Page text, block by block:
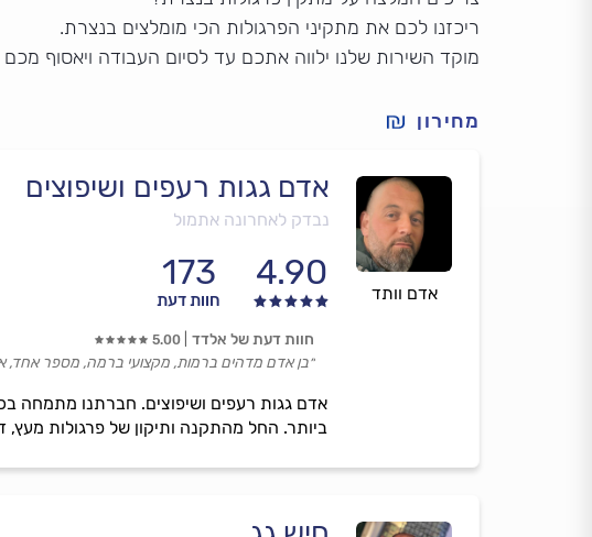
ריכזנו לכם את מתקיני הפרגולות הכי מומלצים בנצרת.
מוקד השירות שלנו ילווה אתכם עד לסיום העבודה ויאסוף
מחירון
אדם וותד
אדם גגות רעפים ושיפוצים
נבדק לאחרונה אתמול
4.90
173
חוות דעת
אדם גגות רעפים ושיפוצים. חברתנו מתמחה
ביותר. החל מהתקנה ותיקון של פרגולות מעץ,
חוות דעת של אלדד 5.00
״בן אדם מדהים ברמות, מקצועי ברמה, מספר אחד,